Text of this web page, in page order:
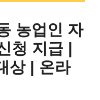
농업인 자
청 지급 |
상 | 온라